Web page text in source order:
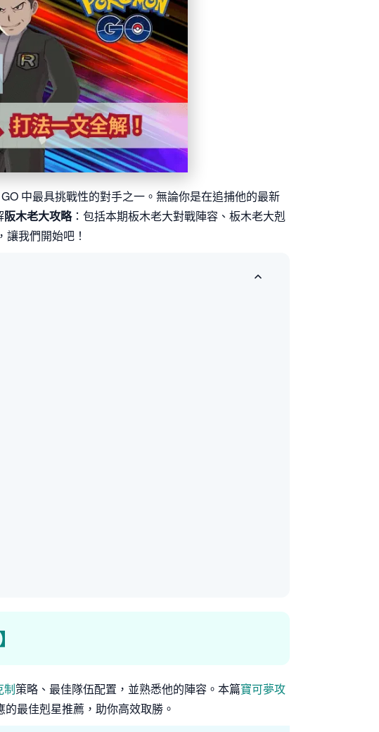
中最具挑戰性的對手之一。無論你是在追捕他的最新
阪木老大攻略：包括本期板木老大對戰陣容、板木老大剋
讓我們開始吧！
制策略、最佳隊伍配置，並熟悉他的陣容。本篇寶可夢攻
最佳剋星推薦，助你高效取勝。